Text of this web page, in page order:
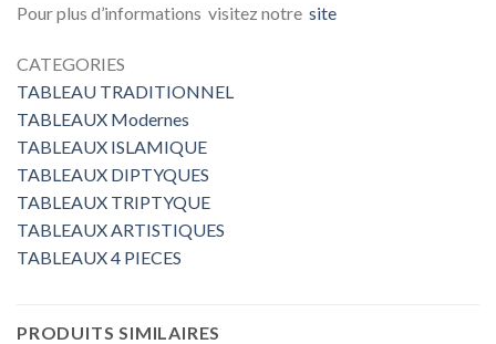
Pour plus d’informations visitez notre site
CATEGORIES
TABLEAU TRADITIONNEL
TABLEAUX Modernes
TABLEAUX ISLAMIQUE
TABLEAUX DIPTYQUES
TABLEAUX TRIPTYQUE
TABLEAUX ARTISTIQUES
TABLEAUX 4 PIECES
PRODUITS SIMILAIRES